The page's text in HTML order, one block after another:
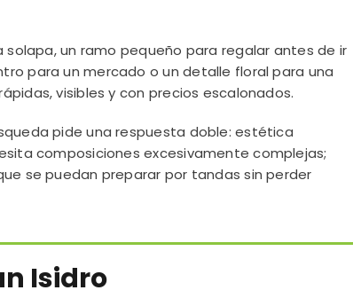
un ramo pequeño para regalar antes de ir
para un mercado o un detalle floral para una
visibles y con precios escalonados.
pide una respuesta doble: estética
composiciones excesivamente complejas;
se puedan preparar por tandas sin perder
Isidro